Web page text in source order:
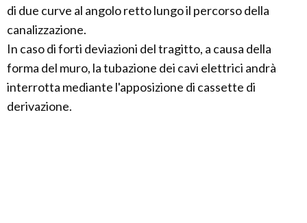
di due curve al angolo retto lungo il percorso della
canalizzazione.
In caso di forti deviazioni del tragitto, a causa della
forma del muro, la tubazione dei cavi elettrici andrà
interrotta mediante l'apposizione di cassette di
derivazione.